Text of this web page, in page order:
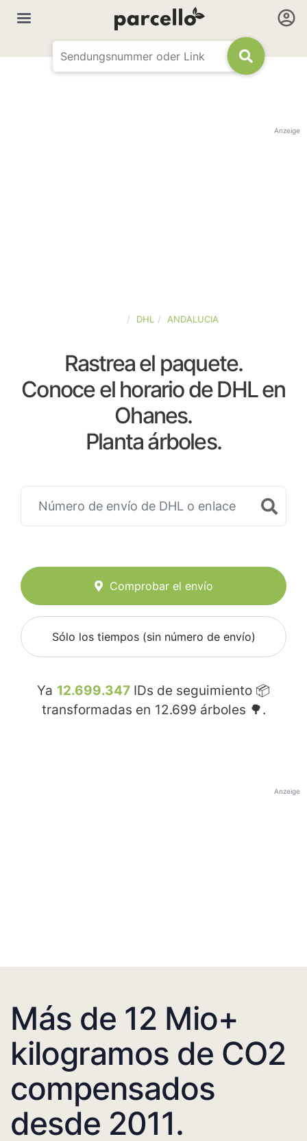
Anzeige
DHL ANDALUCIA
Rastrea el paquete.
Conoce el horario de DHL en
Ohanes.
Planta árboles.
Comprobar el envío
Sólo los tiempos (sin número de envío)
Ya 12.699.347 IDs de seguimiento 📦
transformadas en 12.699 árboles 🌳.
Anzeige
Más de 12 Mio+
kilogramos de CO2
compensados
desde 2011.